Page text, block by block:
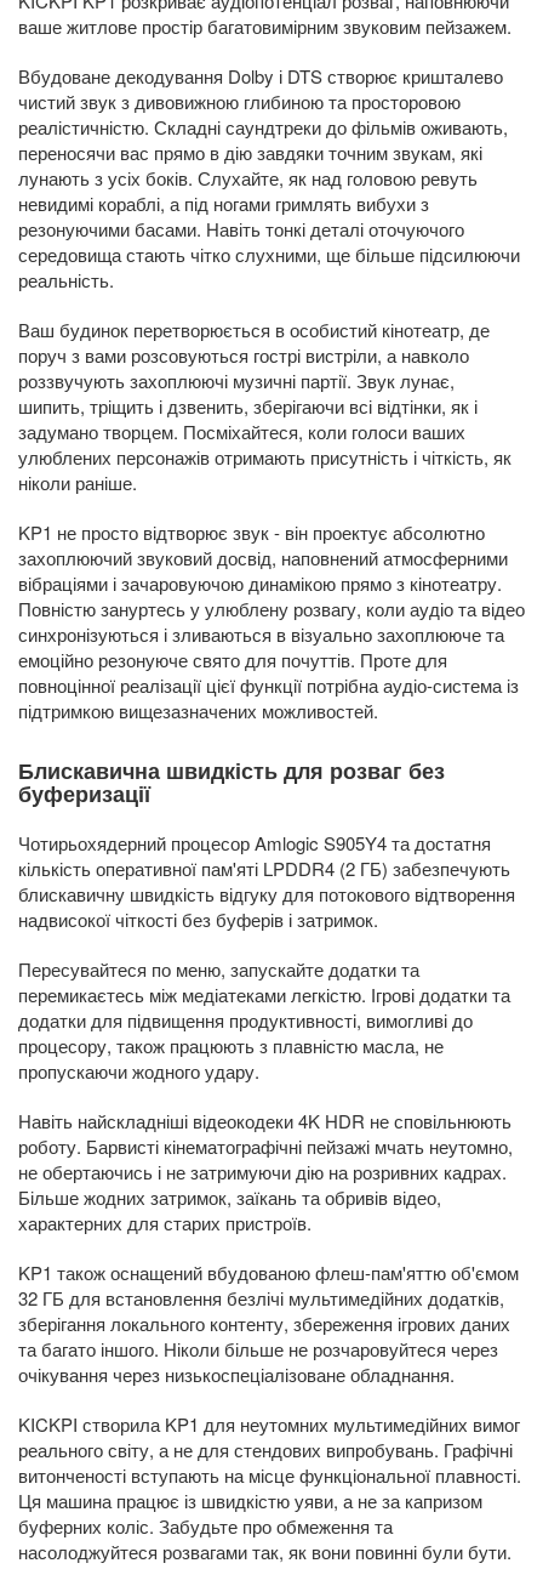
ваше житлове простір багатовимірним звуковим пейзажем.
Вбудоване декодування Dolby і DTS створює кришталево
чистий звук з дивовижною глибиною та просторовою
реалістичністю. Складні саундтреки до фільмів оживають,
переносячи вас прямо в дію завдяки точним звукам, які
лунають з усіх боків. Слухайте, як над головою ревуть
невидимі кораблі, а під ногами гримлять вибухи з
резонуючими басами. Навіть тонкі деталі оточуючого
середовища стають чітко слухними, ще більше підсилюючи
реальність.
Ваш будинок перетворюється в особистий кінотеатр, де
поруч з вами розсовуються гострі вистріли, а навколо
роззвучують захоплюючі музичні партії. Звук лунає,
шипить, тріщить і дзвенить, зберігаючи всі відтінки, як і
задумано творцем. Посміхайтеся, коли голоси ваших
улюблених персонажів отримають присутність і чіткість, як
ніколи раніше.
KP1 не просто відтворює звук - він проектує абсолютно
захоплюючий звуковий досвід, наповнений атмосферними
вібраціями і зачаровуючою динамікою прямо з кінотеатру.
Повністю зануртесь у улюблену розвагу, коли аудіо та відео
синхронізуються і зливаються в візуально захоплююче та
емоційно резонуюче свято для почуттів. Проте для
повноцінної реалізації цієї функції потрібна аудіо-система із
підтримкою вищезазначених можливостей.
Блискавична швидкість для розваг без
буферизації
Чотирьохядерний процесор Amlogic S905Y4 та достатня
кількість оперативної пам'яті LPDDR4 (2 ГБ) забезпечують
блискавичну швидкість відгуку для потокового відтворення
надвисокої чіткості без буферів і затримок.
Пересувайтеся по меню, запускайте додатки та
перемикаєтесь між медіатеками легкістю. Ігрові додатки та
додатки для підвищення продуктивності, вимогливі до
процесору, також працюють з плавністю масла, не
пропускаючи жодного удару.
Навіть найскладніші відеокодеки 4K HDR не сповільнюють
роботу. Барвисті кінематографічні пейзажі мчать неутомно,
не обертаючись і не затримуючи дію на розривних кадрах.
Більше жодних затримок, заїкань та обривів відео,
характерних для старих пристроїв.
KP1 також оснащений вбудованою флеш-пам'яттю об'ємом
32 ГБ для встановлення безлічі мультимедійних додатків,
зберігання локального контенту, збереження ігрових даних
та багато іншого. Ніколи більше не розчаровуйтеся через
очікування через низькоспеціалізоване обладнання.
KICKPI створила KP1 для неутомних мультимедійних вимог
реального світу, а не для стендових випробувань. Графічні
витонченості вступають на місце функціональної плавності.
Ця машина працює із швидкістю уяви, а не за капризом
буферних коліс. Забудьте про обмеження та
насолоджуйтеся розвагами так, як вони повинні були бути.